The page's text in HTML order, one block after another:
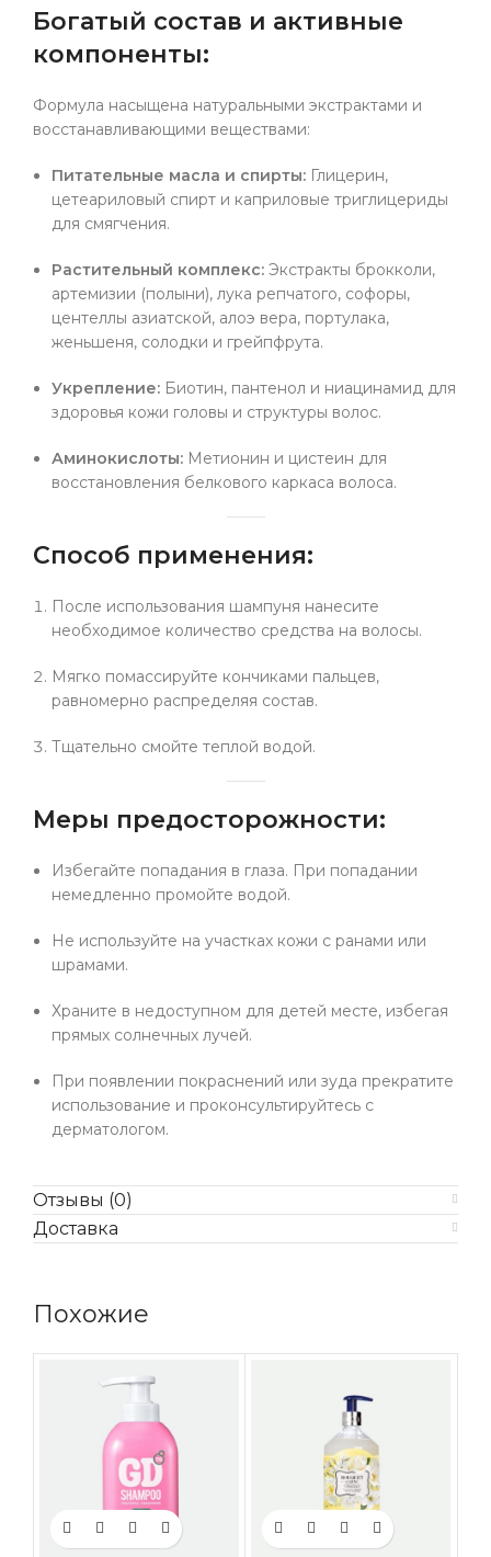
Богатый состав и активные
компоненты:
Формула насыщена натуральными экстрактами и
восстанавливающими веществами:
Питательные масла и спирты: Глицерин,
цетеариловый спирт и каприловые триглицериды
для смягчения.
Растительный комплекс: Экстракты брокколи,
артемизии (полыни), лука репчатого, софоры,
центеллы азиатской, алоэ вера, портулака,
женьшеня, солодки и грейпфрута.
Укрепление: Биотин, пантенол и ниацинамид для
здоровья кожи головы и структуры волос.
Аминокислоты: Метионин и цистеин для
восстановления белкового каркаса волоса.
Способ применения:
После использования шампуня нанесите
необходимое количество средства на волосы.
Мягко помассируйте кончиками пальцев,
равномерно распределяя состав.
Тщательно смойте теплой водой.
Меры предосторожности:
Избегайте попадания в глаза. При попадании
немедленно промойте водой.
Не используйте на участках кожи с ранами или
шрамами.
Храните в недоступном для детей месте, избегая
прямых солнечных лучей.
При появлении покраснений или зуда прекратите
использование и проконсультируйтесь с
дерматологом.
Отзывы (0)
Доставка
Похожие